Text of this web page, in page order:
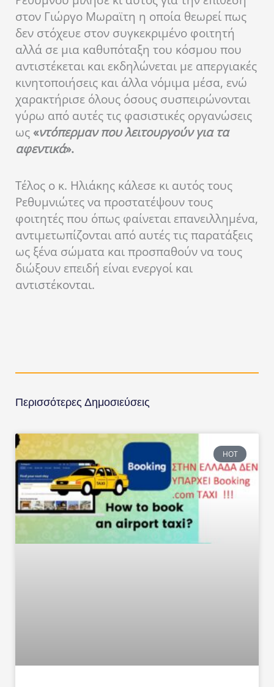
στον Γιώργο Μωραϊτη η οποία θεωρεί πως
δεν στόχευε στον συγκεκριμένο φοιτητή
αλλά σε μια καθυπόταξη του κόσμου που
αντιστέκεται και εκδηλώνεται με απεργιακές
κινητοποιήσεις και άλλα νόμιμα μέσα, ενώ
χαρακτήρισε όλους όσους συσπειρώνονται
γύρω από αυτές τις φασιστικές οργανώσεις
ως«ντόπερμαν που λειτουργούν για τα
αφεντικά».
Τέλος ο κ. Ηλιάκης κάλεσε κι αυτός τους
Ρεθυμνιώτες να προστατέψουν τους
φοιτητές που όπως φαίνεται επανειλλημένα,
αντιμετωπίζονται από αυτές τις παρατάξεις
ως ξένα σώματα και προσπαθούν να τους
διώξουν επειδή είναι ενεργοί και
αντιστέκονται.
Περισσότερες Δημοσιεύσεις
HOT